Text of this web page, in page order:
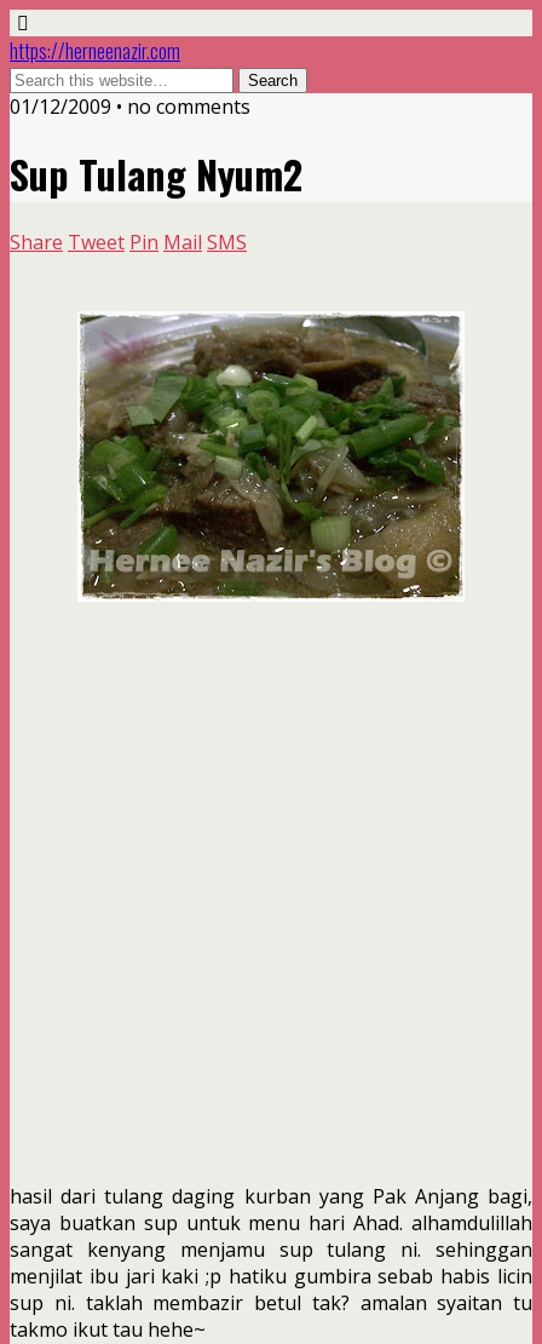
https://herneenazir.com
01/12/2009 • no comments
Sup Tulang Nyum2
Share Tweet Pin Mail SMS
hasil dari tulang daging kurban yang Pak Anjang bagi,
saya buatkan sup untuk menu hari Ahad. alhamdulillah
sangat kenyang menjamu sup tulang ni. sehinggan
menjilat ibu jari kaki ;p hatiku gumbira sebab habis licin
sup ni. taklah membazir betul tak? amalan syaitan tu
takmo ikut tau hehe~